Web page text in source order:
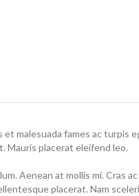
malesuada fames ac turpis
Mauris placerat eleifend leo.
Aenean at mollis mi. Cras
placerat. Nam